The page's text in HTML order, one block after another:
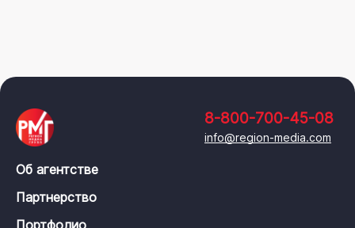
8-800-700-45-08
info@region-media.com
Об агентстве
Партнерство
Портфолио